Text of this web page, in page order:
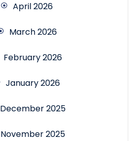
April 2026
March 2026
February 2026
January 2026
December 2025
November 2025